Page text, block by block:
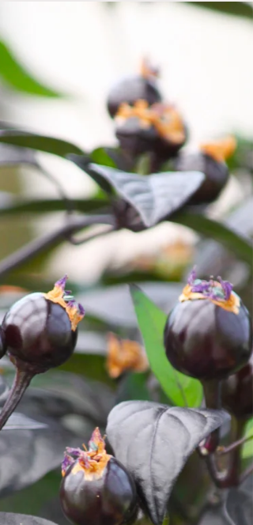
Sep 18, 2019
Vecka 38: skörd
Det blåste rejält. Och varje gång det händer så
välter våra humlestörar. Konstruktionen blev helt
enkelt för svag från början. En stör...